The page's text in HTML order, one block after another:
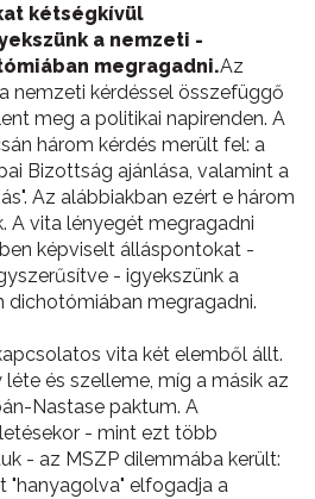
kétségkívül
a nemzeti -
megragadni.Az
nemzeti kérdéssel összefüggő
meg a politikai napirenden. A
három kérdés merült fel: a
Bizottság ajánlása, valamint a
Az alábbiakban ezért e három
A vita lényegét megragadni
képviselt álláspontokat -
- igyekszünk a
megragadni.
vita két elemből állt.
és szelleme, míg a másik az
Nastase paktum. A
- mint ezt több
- az MSZP dilemmába került:
"hanyagolva" elfogadja a